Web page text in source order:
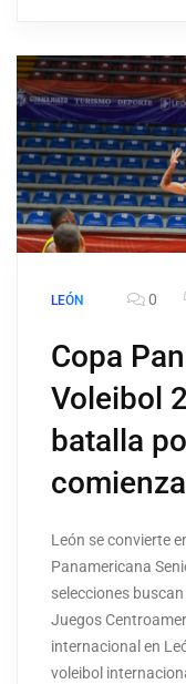
LEÓN 0
Copa
Voleibol
batalla
comienza
León se convierte
Panamericana
selecciones
Juegos
internacional en
voleibol